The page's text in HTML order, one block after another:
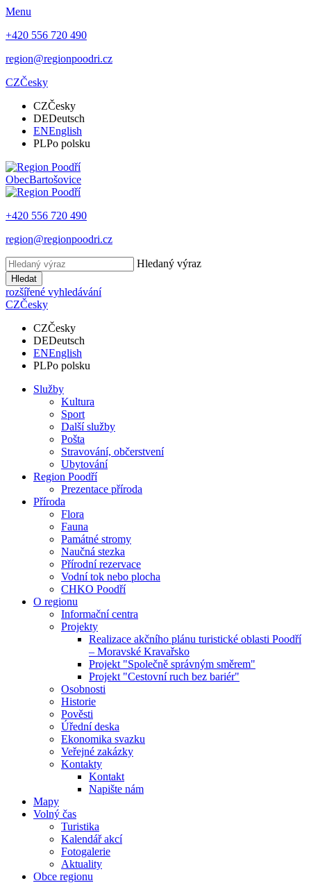
Menu
+420 556 720 490
region@regionpoodri.cz
CZČesky
CZČesky
DEDeutsch
ENEnglish
PLPo polsku
ObecBartošovice
+420 556 720 490
region@regionpoodri.cz
Hledaný výraz
Hledat
rozšířené vyhledávání
CZČesky
CZČesky
DEDeutsch
ENEnglish
PLPo polsku
Služby
Kultura
Sport
Další služby
Pošta
Stravování, občerstvení
Ubytování
Region Poodří
Prezentace příroda
Příroda
Flora
Fauna
Památné stromy
Naučná stezka
Přírodní rezervace
Vodní tok nebo plocha
CHKO Poodří
O regionu
Informační centra
Projekty
Realizace akčního plánu turistické oblasti Poodří
– Moravské Kravařsko
Projekt "Společně správným směrem"
Projekt "Cestovní ruch bez bariér"
Osobnosti
Historie
Pověsti
Úřední deska
Ekonomika svazku
Veřejné zakázky
Kontakty
Kontakt
Napište nám
Mapy
Volný čas
Turistika
Kalendář akcí
Fotogalerie
Aktuality
Obce regionu